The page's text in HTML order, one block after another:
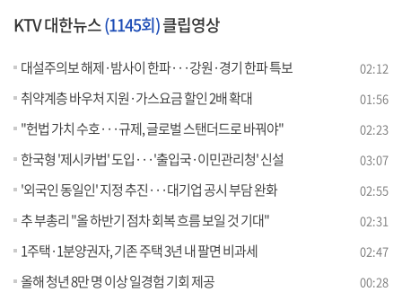
KTV 대한뉴스(1145회)클립영상
대설주의보 해제·밤사이 한파···강원·경기 한파 특보 02:12
취약계층 바우처 지원·가스요금 할인 2배 확대 01:56
"헌법 가치 수호···규제, 글로벌 스탠더드로 바꿔야" 02:23
한국형 '제시카법' 도입···'출입국·이민관리청' 신설 03:07
'외국인 동일인' 지정 추진···대기업 공시 부담 완화 02:55
추 부총리 "올 하반기 점차 회복 흐름 보일 것 기대" 02:31
1주택·1분양권자, 기존 주택 3년 내 팔면 비과세 02:47
올해 청년 8만 명 이상 일경험 기회 제공 00:28